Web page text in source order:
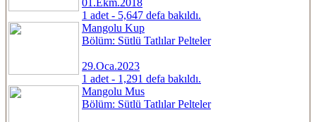
1 adet - 5,647 defa bakıldı.
Mangolu Kup
Bölüm: Sütlü Tatlılar Pelteler
29.Oca.2023
1 adet - 1,291 defa bakıldı.
Mangolu Mus
Bölüm: Sütlü Tatlılar Pelteler